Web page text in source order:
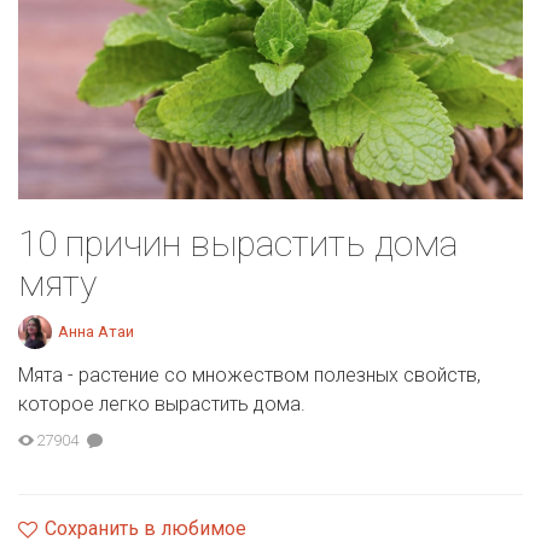
10 причин вырастить дома
мяту
Анна Атаи
Мята - растение со множеством полезных свойств,
которое легко вырастить дома.
27904
Сохранить в любимое